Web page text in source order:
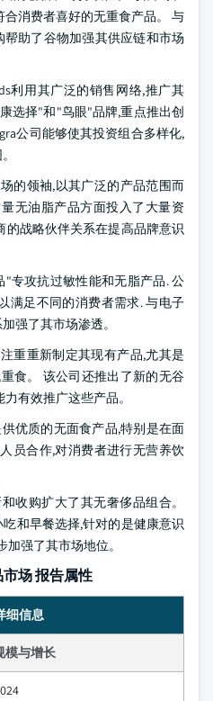
消费者喜好的无重食产品。 与
助了谷物加强其供应链和市场
利用其广泛的销售网络,推广其
选择"和"鸟眼"品牌,重点推出创
公司能够使其投资组合多样化,
的领袖,以其广泛的产品范围而
无油脂产品方面投入了大量资
的战略伙伴关系在提高品牌意识
专攻抗过敏性能和无脂产品. 公
满足不同的消费者需求. 与电子
强了其市场渗透。
重重新制定其现有产品,尤其是
食。 该公司还推出了新的无谷
有效推广这些产品。
优质的无面食产品,特别是在面
员合作,对消费者进行无营养饮
收购扩大了其无奢侈品组合。
和早餐选择,针对的是健康意识
强了其市场地位。
场 报告属性
细信息
模与增长